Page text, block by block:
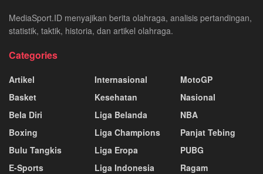
MediaSport.ID menyajikan berita olahraga, analisis pertandingan,
statistik, taktik, historia, dan artikel olahraga.
Categories
Artikel
Basket
Bela Diri
Boxing
Bulu Tangkis
E-Sports
Internasional
Kesehatan
Liga Belanda
Liga Champions
Liga Eropa
Liga Indonesia
MotoGP
Nasional
NBA
Panjat Tebing
PUBG
Ragam